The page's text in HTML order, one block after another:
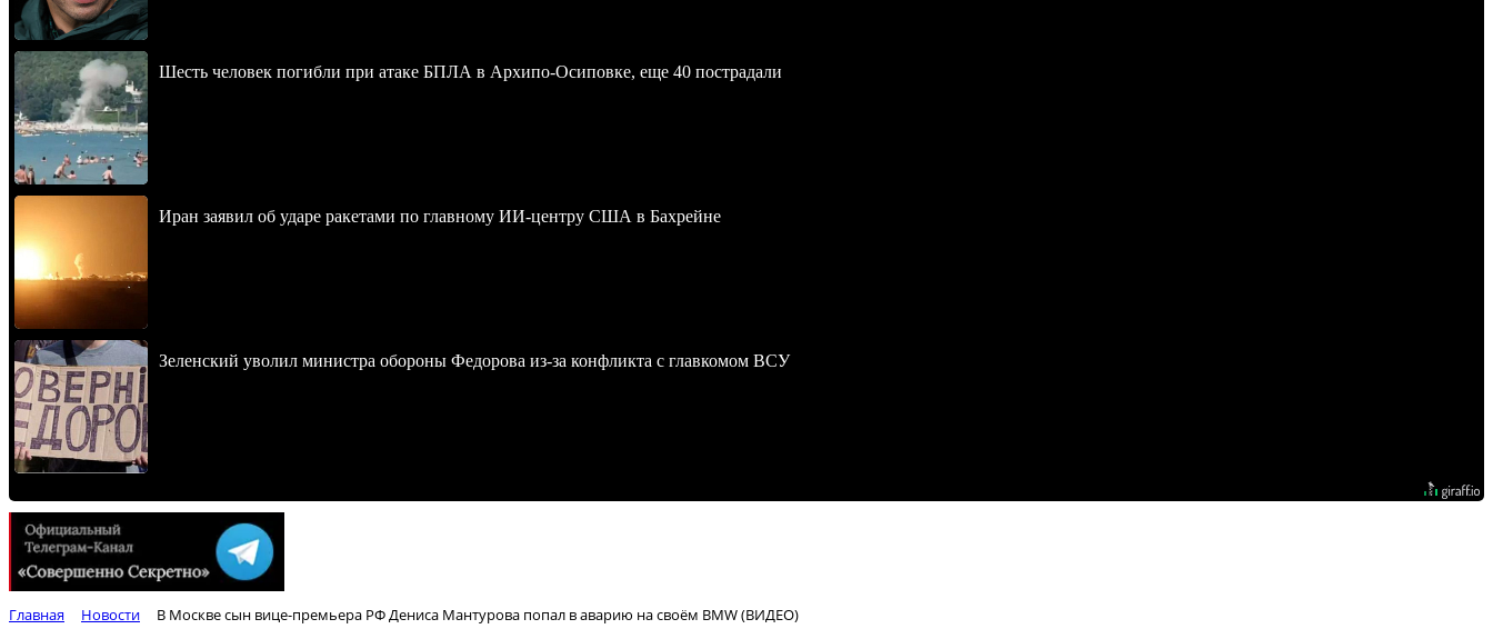
Шесть человек погибли при атаке БПЛА в Архипо-Осиповке, еще 40 пострадали
Иран заявил об ударе ракетами по главному ИИ-центру США в Бахрейне
Зеленский уволил министра обороны Федорова из-за конфликта с главкомом ВСУ
Главная Новости В Москве сын вице-премьера РФ Дениса Мантурова попал в аварию на своём BMW (ВИДЕО)